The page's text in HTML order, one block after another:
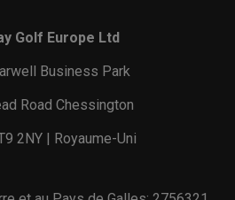
Golf Europe Ltd
Business Park
Road Chessington
2NY | Royaume-Uni